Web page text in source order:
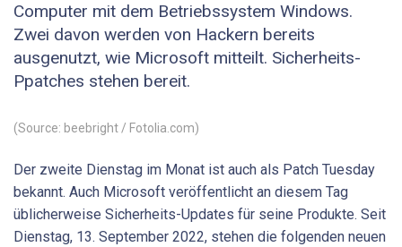
Computer mit dem Betriebssystem Windows.
Zwei davon werden von Hackern bereits
ausgenutzt, wie Microsoft mitteilt. Sicherheits-
Ppatches stehen bereit.
(Source: beebright / Fotolia.com)
Der zweite Dienstag im Monat ist auch als Patch Tuesday
bekannt. Auch Microsoft veröffentlicht an diesem Tag
üblicherweise Sicherheits-Updates für seine Produkte. Seit
Dienstag, 13. September 2022, stehen die folgenden neuen